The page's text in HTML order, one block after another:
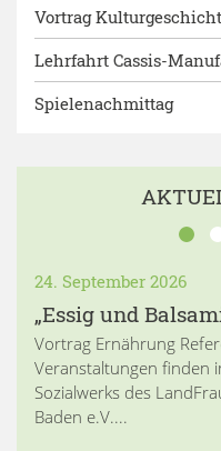
Vortrag
Lehrfahrt Cassis-
Spielenachmittag
24. September 2026
„Essig und
Vortrag Ernährung
Veranstaltungen finden
Sozialwerks des
Baden e.V....